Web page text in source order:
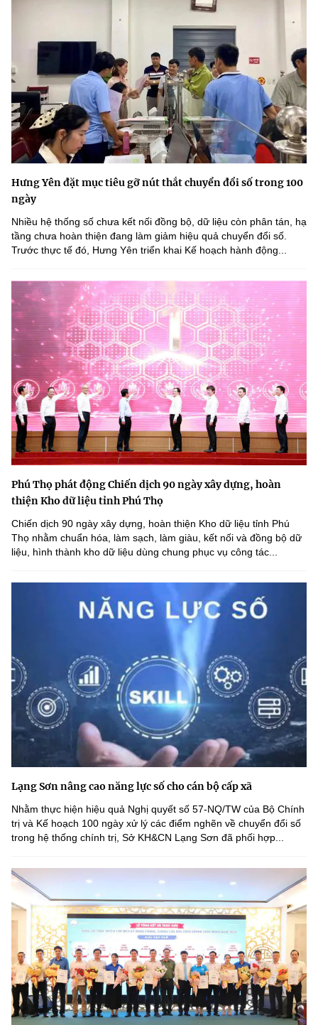
Hưng Yên đặt mục tiêu gỡ nút thắt chuyển đổi số trong 100
ngày
Nhiều hệ thống số chưa kết nối đồng bộ, dữ liệu còn phân tán, hạ
tầng chưa hoàn thiện đang làm giảm hiệu quả chuyển đổi số.
Trước thực tế đó, Hưng Yên triển khai Kế hoạch hành động...
Phú Thọ phát động Chiến dịch 90 ngày xây dựng, hoàn
thiện Kho dữ liệu tỉnh Phú Thọ
Chiến dịch 90 ngày xây dựng, hoàn thiện Kho dữ liệu tỉnh Phú
Thọ nhằm chuẩn hóa, làm sạch, làm giàu, kết nối và đồng bộ dữ
liệu, hình thành kho dữ liệu dùng chung phục vụ công tác...
Lạng Sơn nâng cao năng lực số cho cán bộ cấp xã
Nhằm thực hiện hiệu quả Nghị quyết số 57-NQ/TW của Bộ Chính
trị và Kế hoạch 100 ngày xử lý các điểm nghẽn về chuyển đổi số
trong hệ thống chính trị, Sở KH&CN Lạng Sơn đã phối hợp...